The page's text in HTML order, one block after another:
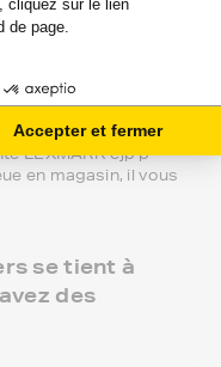
de retrait et
choix pour obtenir
avec votre
à prix discount.
d'encre du
LEXMARK cjp p
en magasin, il vous
se tient à
des